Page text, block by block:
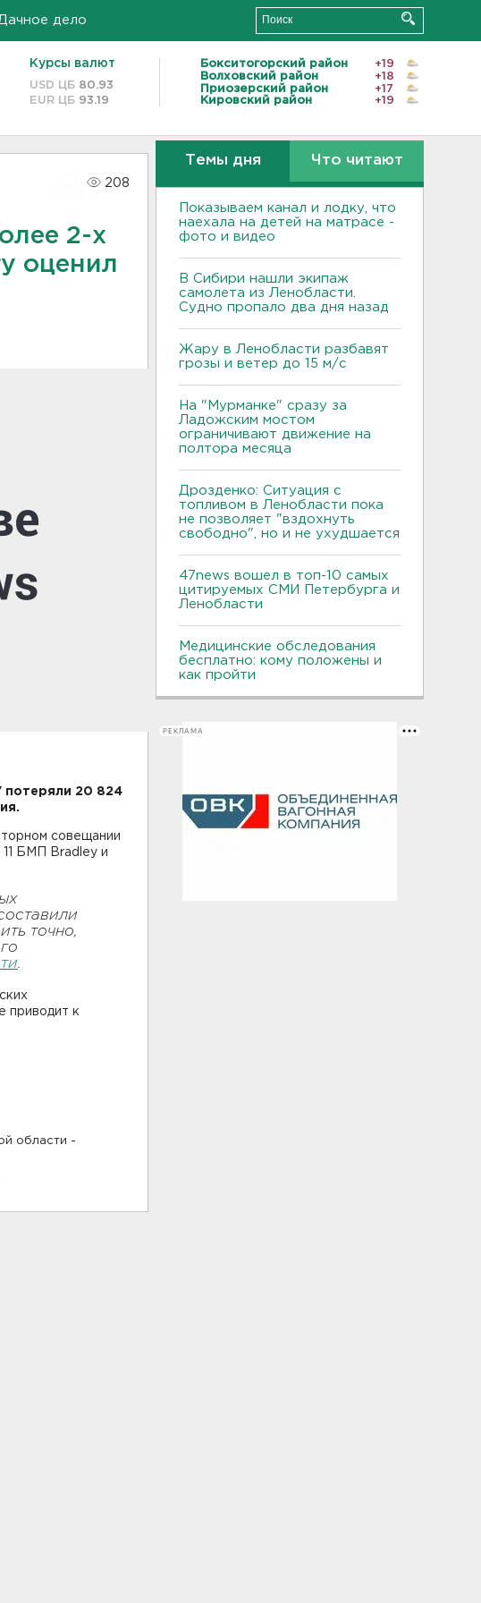
дело
Курсы валют
USD ЦБ 80.93
EUR ЦБ 93.19
Бокситогорский район
+19
Волховский район
+18
Приозерский район
+17
Кировский район
+19
208
2-х
оценил
потеряли 20 824
совещании
11 БМП Bradley и
точно,
.
приводит к
области -
Темы дня Что читают
Показываем канал и лодку, что
наехала на детей на матрасе -
фото и видео
В Сибири нашли экипаж
самолета из Ленобласти.
Судно пропало два дня назад
Жару в Ленобласти разбавят
грозы и ветер до 15 м/с
На "Мурманке" сразу за
Ладожским мостом
ограничивают движение на
полтора месяца
Дрозденко: Ситуация с
топливом в Ленобласти пока
не позволяет "вздохнуть
свободно", но и не ухудшается
47news вошел в топ-10 самых
цитируемых СМИ Петербурга и
Ленобласти
Медицинские обследования
бесплатно: кому положены и
как пройти
РЕКЛАМА